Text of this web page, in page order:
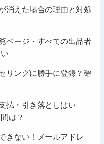
消えた場合の理由と対処
ページ・すべての出品者
リングに勝手に登録？確
払・引き落としはい
は？
きない！メールアドレ